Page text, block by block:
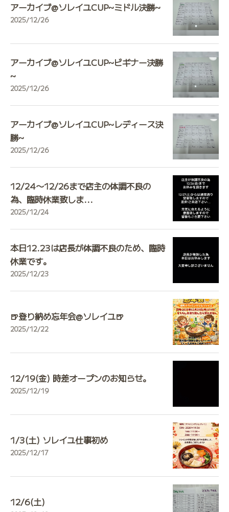
アーカイブ@ソレイユCUP~ミドル決勝~
2025/12/26
アーカイブ@ソレイユCUP~ビギナー決勝
~
2025/12/26
アーカイブ@ソレイユCUP~レディース決
勝~
2025/12/26
12/24〜12/26まで店主の体調不良の
為、臨時休業致しま...
2025/12/24
本日12.23は店長が体調不良のため、臨時
休業です。
2025/12/23
🍺登り納め忘年会@ソレイユ🍺
2025/12/22
12/19(金) 時差オープンのお知らせ。
2025/12/19
1/3(土) ソレイユ仕事初め
2025/12/17
12/6(土)